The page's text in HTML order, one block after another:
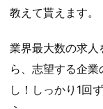
教えて貰えます。
業界最大数の求人
ら、志望する企
し！ しっかり1回